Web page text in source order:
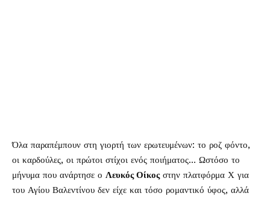
Όλα παραπέμπουν στη γιορτή των ερωτευμένων: το ροζ φόντο,
οι καρδούλες, οι πρώτοι στίχοι ενός ποιήματος… Ωστόσο το
μήνυμα που ανάρτησε ο Λευκός Οίκοςστην πλατφόρμα Χ για
του Αγίου Βαλεντίνου δεν είχε και τόσο ρομαντικό ύφος, αλλά